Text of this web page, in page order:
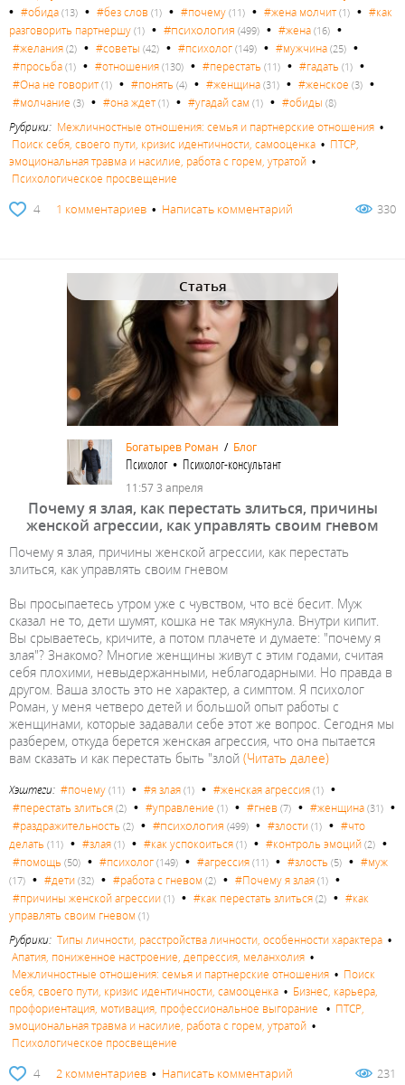
• #обида (13) • #без слов (1) • #почему (11) • #жена молчит(1) • #как
разговорить партнершу (1) • #психология (499) • #жена (16) •
#желания (2) • #советы (42) • #психолог (149) • #мужчина (25) •
#просьба (1) • #отношения (130) • #перестать (11) • #гадать (1) •
#Она не говорит(1) • #понять (4) • #женщина (31) • #женское (3) •
#молчание (3) • #она ждет(1) • #угадай сам (1) • #обиды (8)
Рубрики: Межличностные отношения: семья и партнерские отношения •
Поиск себя, своего пути, кризис идентичности, самооценка • ПТСР,
эмоциональная травма и насилие, работа с горем, утратой •
Психологическое просвещение
4 1 комментариев • Написать комментарий 330
Статья
Богатырев Роман / Блог
Психолог • Психолог-консультант
11:57 3 апреля
Почему я злая, как перестать злиться, причины
женской агрессии, как управлять своим гневом
Почему я злая, причины женской агрессии, как перестать
злиться, как управлять своим гневом
Вы просыпаетесь утром уже с чувством, что всё бесит. Муж
сказал не то, дети шумят, кошка не так мяукнула. Внутри кипит.
Вы срываетесь, кричите, а потом плачете и думаете: "почему я
злая"? Знакомо? Многие женщины живут с этим годами, считая
себя плохими, невыдержанными, неблагодарными. Но правда в
другом. Ваша злость это не характер, а симптом. Я психолог
Роман, у меня четверо детей и большой опыт работы с
женщинами, которые задавали себе этот же вопрос. Сегодня мы
разберем, откуда берется женская агрессия, что она пытается
вам сказать и как перестать быть "злой (Читать далее)
Хэштеги: #почему (11) • #я злая (1) • #женская агрессия (1) •
#перестать злиться (2) • #управление (1) • #гнев (7) • #женщина (31) •
#раздражительность (2) • #психология (499) • #злости (1) • #что
делать (11) • #злая (1) • #как успокоиться (1) • #контроль эмоций (2) •
#помощь (50) • #психолог (149) • #агрессия (11) • #злость (5) • #муж
(17) • #дети (32) • #работа с гневом (2) • #Почему я злая (1) •
#причины женской агрессии (1) • #как перестать злиться (2) • #как
управлять своим гневом (1)
Рубрики: Типы личности, расстройства личности, особенности характера •
Апатия, пониженное настроение, депрессия, меланхолия •
Межличностные отношения: семья и партнерские отношения • Поиск
себя, своего пути, кризис идентичности, самооценка • Бизнес, карьера,
профориентация, мотивация, профессиональное выгорание • ПТСР,
эмоциональная травма и насилие, работа с горем, утратой •
Психологическое просвещение
4 2 комментариев • Написать комментарий 231